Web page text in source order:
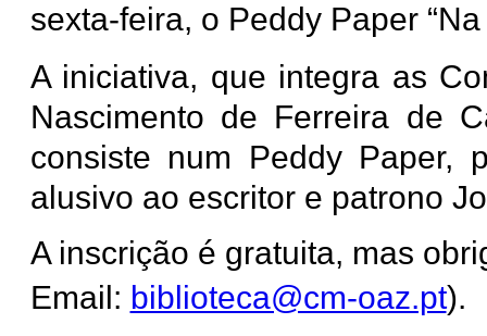
sexta-feira, o Peddy Paper
A iniciativa, que integra as
Nascimento de Ferreira de
consiste num Peddy Paper,
alusivo ao escritor e patrono
A inscrição é gratuita, mas
Email: biblioteca@cm-oaz.pt).